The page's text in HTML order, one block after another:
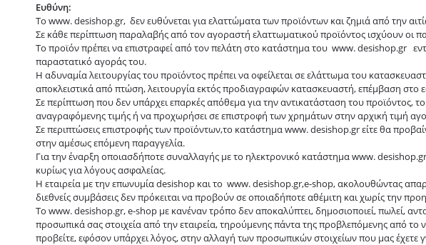
Ευθύνη:
Το www. desishop.gr, δεν ευθύνεται για ελαττώματα των προϊόντων και ζημιά από την
Σε κάθε περίπτωση παραλαβής από τον αγοραστή ελαττωματικού προϊόντος ισχύουν οι
To προϊόν πρέπει να επιστραφεί από τον πελάτη στο κατάστημα του www. desishop.gr
παραστατικό αγοράς του.
Η αδυναμία λειτουργίας του προϊόντος πρέπει να οφείλεται σε ελάττωμα του
αποκλειστικά από πτώση, λειτουργία εκτός προδιαγραφών κατασκευαστή, επέμβαση στο
Σε περίπτωση που δεν υπάρχει επαρκές απόθεμα για την αντικατάσταση του
αναγραφόμενης τιμής ή να προχωρήσει σε επιστροφή των χρημάτων στην αρχική τιμή
Σε περιπτώσεις επιστροφής των προϊόντων,το κατάστημα www. desishop.gr είτε θα
στην αμέσως επόμενη παραγγελία.
Για την έναρξη οποιασδήποτε συναλλαγής με το ηλεκτρονικό κατάστημα www.
κυρίως για λόγους ασφαλείας.
Η εταιρεία με την επωνυμία desishop και το www. desishop.gr,e-shop, ακολουθώντας
διεθνείς συμβάσεις δεν πρόκειται να προβούν σε οποιαδήποτε αθέμιτη και χωρίς την
Το www. desishop.gr, e-shop με κανέναν τρόπο δεν αποκαλύπτει, δημοσιοποιεί, πωλεί,
προσωπικά σας στοιχεία από την εταιρεία, τηρούμενης πάντα της προβλεπόμενης από
προβείτε, εφόσον υπάρχει λόγος, στην αλλαγή των προσωπικών στοιχείων που μας έχετε